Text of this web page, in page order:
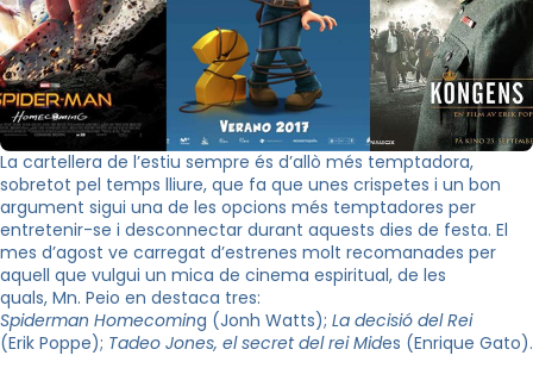
La cartellera de l’estiu sempre és d’allò més temptadora,
sobretot pel temps lliure, que fa que unes crispetes i un bon
argument sigui una de les opcions més temptadores per
entretenir-se i desconnectar durant aquests dies de festa. El
mes d’agost ve carregat d’estrenes molt recomanades per
aquell que vulgui un mica de cinema espiritual, de les
quals, Mn. Peio en destaca tres:
Spiderman Homecoming (Jonh Watts); La decisió del Rei
(Erik Poppe); Tadeo Jones, el secret del rei Mides (Enrique Gato).